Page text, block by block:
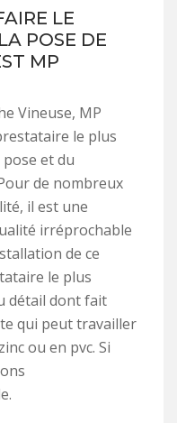
LE
POSE DE
MP
Vineuse, MP
le plus
et du
de nombreux
il est une
irréprochable
de ce
le plus
détail dont fait
qui peut travailler
ou en pvc. Si